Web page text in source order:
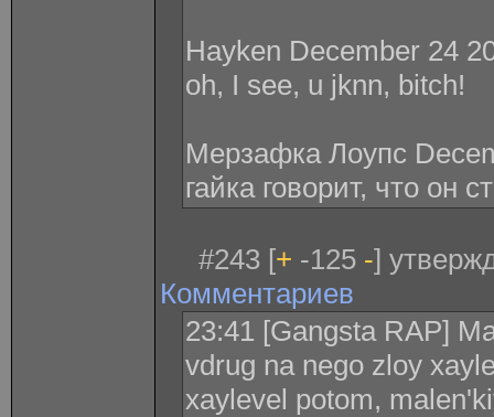
Hayken December 24
oh, I see, u jknn, bitch!
Мерзафка Лоупс
гайка говорит, что он
#243 [+ -125 -]
Комментариев
23:41 [Gangsta RAP]
vdrug na nego zloy
xaylevel potom,